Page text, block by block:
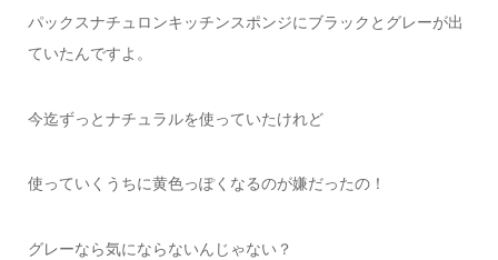
パックスナチュロンキッチンスポンジにブラックとグレーが出
ていたんですよ。
今迄ずっとナチュラルを使っていたけれど
使っていくうちに黄色っぽくなるのが嫌だったの！
グレーなら気にならないんじゃない？